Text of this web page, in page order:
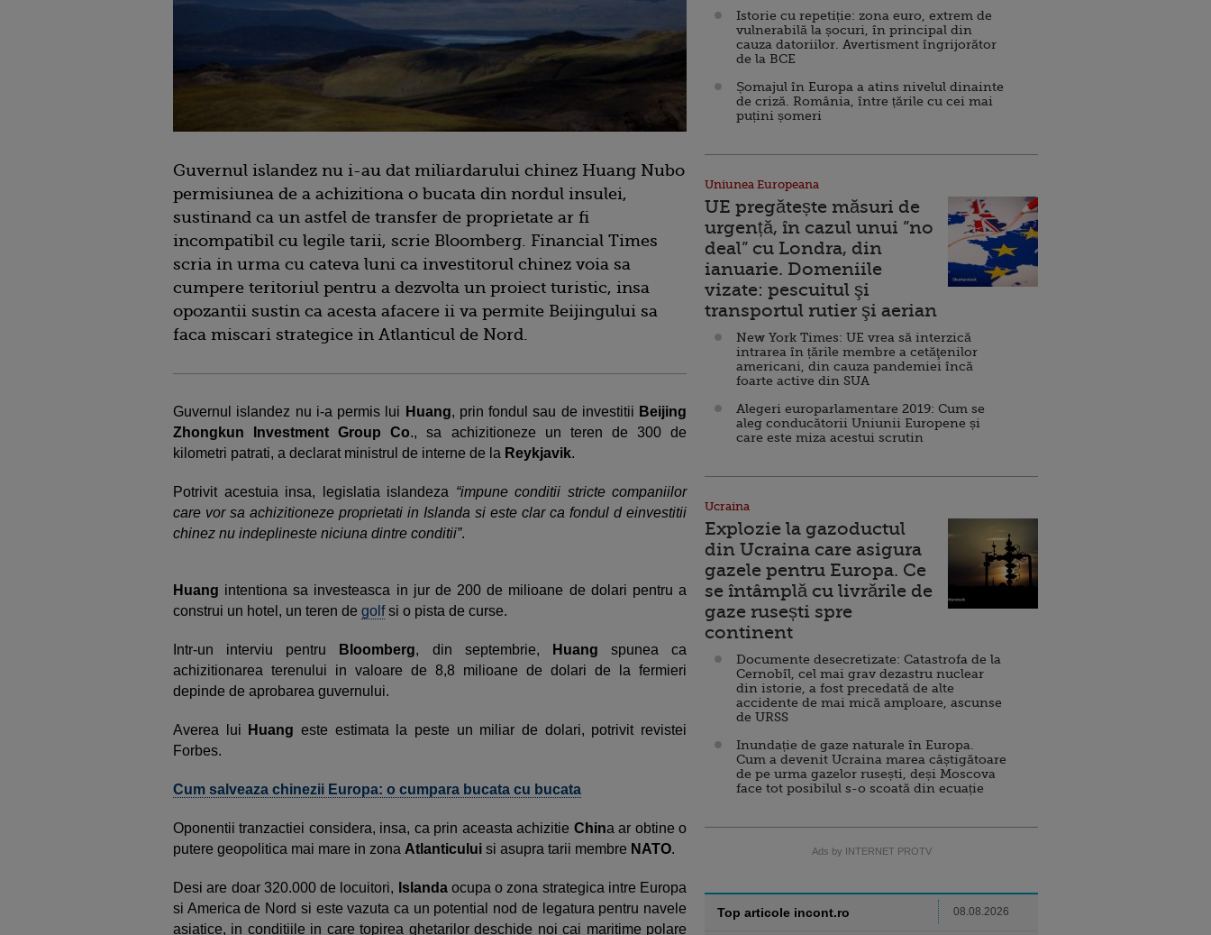
Guvernul islandez nu i-au dat miliardarului chinez Huang Nubo
permisiunea de a achizitiona o bucata din nordul insulei,
sustinand ca un astfel de transfer de proprietate ar fi
incompatibil cu legile tarii, scrie Bloomberg. Financial Times
scria in urma cu cateva luni ca investitorul chinez voia sa
cumpere teritoriul pentru a dezvolta un proiect turistic, insa
opozantii sustin ca acesta afacere ii va permite Beijingului sa
faca miscari strategice in Atlanticul de Nord.
Guvernul islandez nu i-a permis lui Huang, prin fondul sau de investitii Beijing
Zhongkun Investment Group Co., sa achizitioneze un teren de 300 de
kilometri patrati, a declarat ministrul de interne de la Reykjavik.
Potrivit acestuia insa, legislatia islandeza “impune conditii stricte companiilor
care vor sa achizitioneze proprietati in Islanda si este clar ca fondul d einvestitii
chinez nu indeplineste niciuna dintre conditii”.
Huang intentiona sa investeasca in jur de 200 de milioane de dolari pentru a
construi un hotel, un teren de golfsi o pista de curse.
Intr-un interviu pentru Bloomberg, din septembrie, Huang spunea ca
achizitionarea terenului in valoare de 8,8 milioane de dolari de la fermieri
depinde de aprobarea guvernului.
Averea lui Huangeste estimata la peste un miliar de dolari, potrivit revistei
Forbes.
Cum salveaza chinezii Europa: o cumpara bucata cu bucata
Oponentii tranzactiei considera, insa, ca prin aceasta achizitie China ar obtine o
putere geopolitica mai mare in zona Atlanticului si asupra tarii membre NATO.
Desi are doar 320.000 de locuitori, Islandaocupa o zona strategica intre Europa
si America de Nord si este vazuta ca un potential nod de legatura pentru navele
asiatice, in conditiile in care topirea ghetarilor deschide noi cai maritime polare
Istorie cu repetiție: zona euro, extrem de
vulnerabilă la șocuri, în principal din
cauza datoriilor. Avertisment îngrijorător
de la BCE
Șomajul în Europa a atins nivelul dinainte
de criză. România, între țările cu cei mai
puțini șomeri
Uniunea Europeana
UE pregătește măsuri de
urgență, în cazul unui ”no
deal” cu Londra, din
ianuarie. Domeniile
vizate: pescuitul şi
transportul rutier şi aerian
New York Times: UE vrea să interzică
intrarea în țările membre a cetăţenilor
americani, din cauza pandemiei încă
foarte active din SUA
Alegeri europarlamentare 2019: Cum se
aleg conducătorii Uniunii Europene și
care este miza acestui scrutin
Ucraina
Explozie la gazoductul
din Ucraina care asigura
gazele pentru Europa. Ce
se întâmplă cu livrările de
gaze rusești spre
continent
Documente desecretizate: Catastrofa de la
Cernobîl, cel mai grav dezastru nuclear
din istorie, a fost precedată de alte
accidente de mai mică amploare, ascunse
de URSS
Inundație de gaze naturale în Europa.
Cum a devenit Ucraina marea câștigătoare
de pe urma gazelor rusești, deși Moscova
face tot posibilul s-o scoată din ecuație
Ads by INTERNET PROTV
Top articole incont.ro 08.08.2026